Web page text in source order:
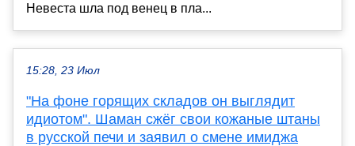
Невеста шла под венец в пла...
15:28, 23 Июл
"На фоне горящих складов он выглядит
идиотом". Шаман сжёг свои кожаные штаны
в русской печи и заявил о смене имиджа